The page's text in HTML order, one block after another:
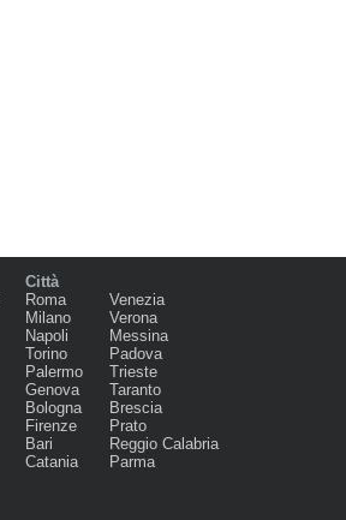
Città
Roma
Milano
Napoli
Torino
Palermo
Genova
Bologna
Firenze
Bari
Catania
Venezia
Verona
Messina
Padova
Trieste
Taranto
Brescia
Prato
Reggio Calabria
Parma